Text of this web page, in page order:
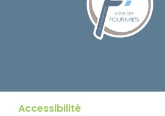
Accessibilité